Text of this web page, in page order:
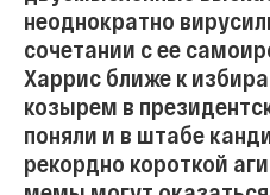
неоднократно
сочетании с ее
Харрис ближе к
козырем в
поняли и в штабе
рекордно короткой